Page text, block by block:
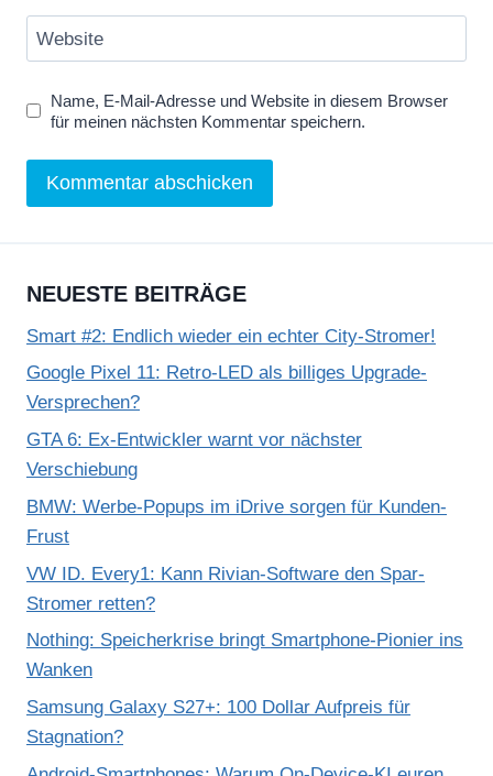
Website
Name, E-Mail-Adresse und Website in diesem Browser
für meinen nächsten Kommentar speichern.
NEUESTE BEITRÄGE
Smart #2: Endlich wieder ein echter City-Stromer!
Google Pixel 11: Retro-LED als billiges Upgrade-
Versprechen?
GTA 6: Ex-Entwickler warnt vor nächster
Verschiebung
BMW: Werbe-Popups im iDrive sorgen für Kunden-
Frust
VW ID. Every1: Kann Rivian-Software den Spar-
Stromer retten?
Nothing: Speicherkrise bringt Smartphone-Pionier ins
Wanken
Samsung Galaxy S27+: 100 Dollar Aufpreis für
Stagnation?